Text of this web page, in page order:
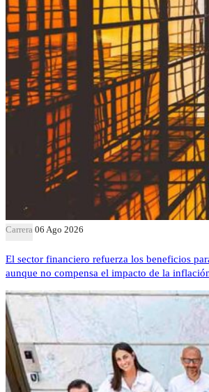
Carrera 06 Ago 2026
El sector financiero refuerza los beneficios
aunque no compensa el impacto de la